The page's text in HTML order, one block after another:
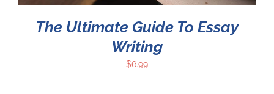
The Ultimate Guide To Essay
Writing
$6.99